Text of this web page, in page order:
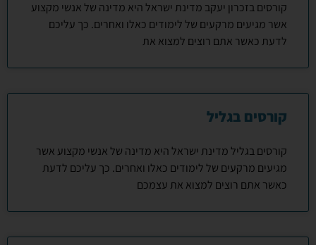
קורסים בזכרון יעקב מדינת ישראל היא מדינה של אנשי מקצוע
אשר מגיעים מרקעים של לימודים כאלו ואחרים. כך עליכם
לדעת כאשר אתם רוצים למצוא את
קורסים בגליל
קורסים בגליל מדינת ישראל היא מדינה של אנשי מקצוע אשר
מגיעים מרקעים של לימודים כאלו ואחרים. כך עליכם לדעת
כאשר אתם רוצים למצוא את עצמכם